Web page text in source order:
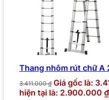
Thang nhôm rút chữ A
3.411.000₫ Giá gốc là:
hiện tại là: 2.900.000